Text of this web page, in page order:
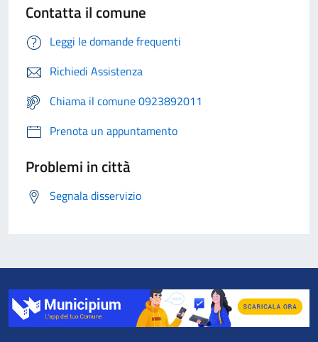
Contatta il comune
Leggi le domande frequenti
Richiedi Assistenza
Chiama il comune 0923892011
Prenota un appuntamento
Problemi in città
Segnala disservizio